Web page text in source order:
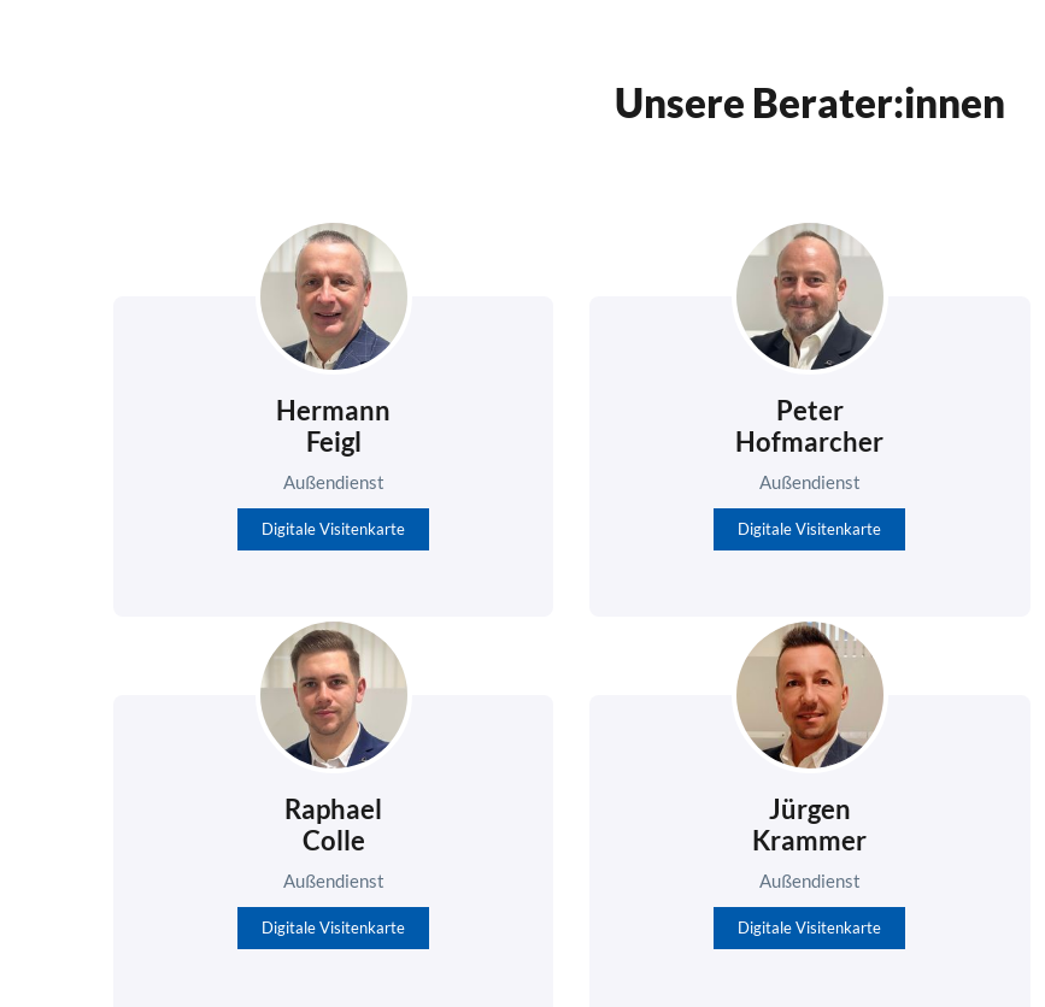
Unsere Berater:innen
Hermann
Feigl
Außendienst
Digitale Visitenkarte
Peter
Hofmarcher
Außendienst
Digitale Visitenkarte
Raphael
Colle
Außendienst
Digitale Visitenkarte
Jürgen
Krammer
Außendienst
Digitale Visitenkarte